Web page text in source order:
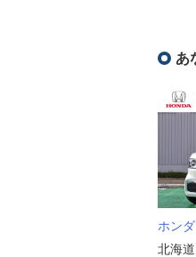
あ
ホン
北海